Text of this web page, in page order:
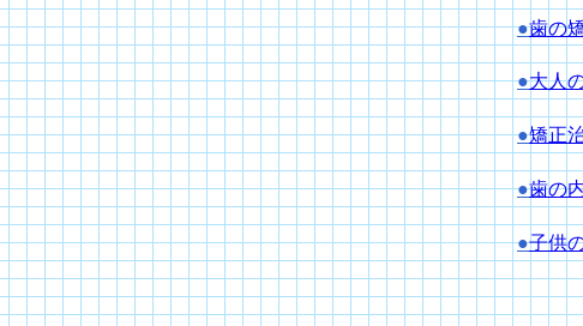
●歯の
●大人
●矯正
●歯の
●子供